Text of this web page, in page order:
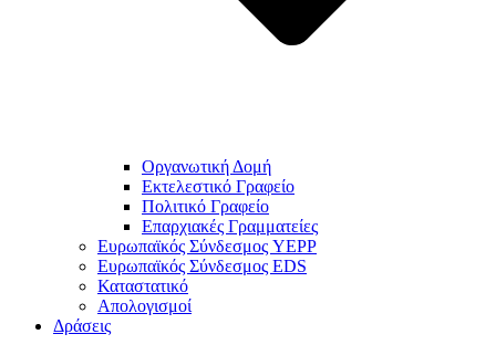
Οργανωτική Δομή
Εκτελεστικό Γραφείο
Πολιτικό Γραφείο
Επαρχιακές Γραμματείες
Ευρωπαϊκός Σύνδεσμος YEPP
Ευρωπαϊκός Σύνδεσμος EDS
Καταστατικό
Απολογισμοί
Δράσεις